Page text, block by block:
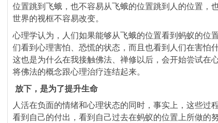
位置跳到飞蛾，也不容易从飞蛾的位置跳到人的位置，
世界的视框不容易改变。
心理学认为，人们如果能够从飞蛾的位置看到蚂蚁的位
们看到心理害怕、恐慌的状态，而且也看到人们在害怕
这也是为什么在我接触佛法、禅修以后，会开始尝试在
将佛法的概念跟心理治疗连结起来。
放下，是为了提升生命
人活在负面的情绪和心理状态的同时，事实上，这些过
看到自己的付出，看到自己过去在蚂蚁的位置上所做的